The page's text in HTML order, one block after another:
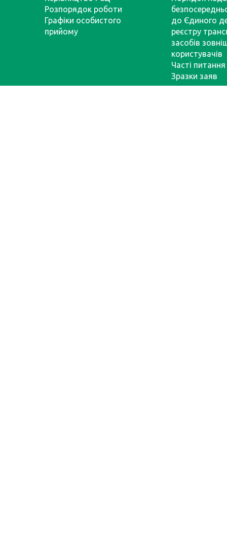
Розпорядок роботи
Графіки особистого
прийому
до Єдиного
реєстру
засобів
користувачів
Часті питання
Зразки заяв